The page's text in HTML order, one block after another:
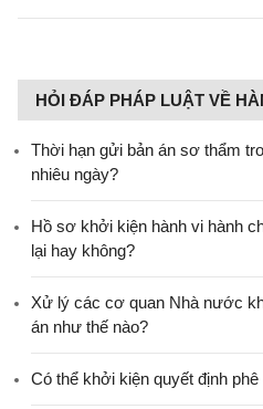
HỎI ĐÁP PHÁP LUẬT VỀ
Thời hạn gửi bản án sơ thẩm
nhiêu ngày?
Hồ sơ khởi kiện hành vi hành
lại hay không?
Xử lý các cơ quan Nhà nước
án như thế nào?
Có thể khởi kiện quyết định